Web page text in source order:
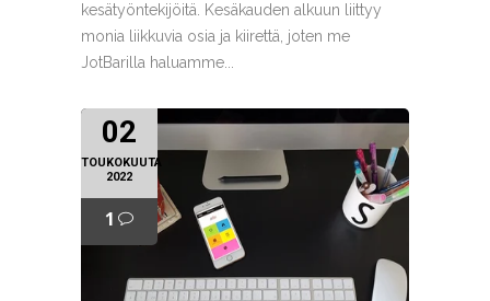
kesätyöntekijöitä. Kesäkauden alkuun liittyy
monia liikkuvia osia ja kiirettä, joten me
JotBarilla haluamme...
02
TOUKOKUUTA
2022
1